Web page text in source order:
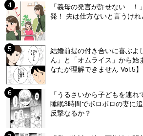
「義母の発言が許せない…！
発！ 夫は仕方ないと言うけれ
結婚前提の付き合いに喜ぶ
ん」と「オムライス」から始
なたが理解できません Vol.5】
「うるさいから子どもを連
睡眠3時間でボロボロの妻に
反撃なるか？